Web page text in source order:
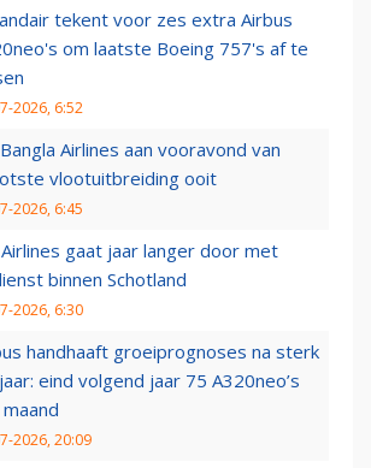
tekent voor zes extra Airbus
om laatste Boeing 757's af te
2026, 6:52
Airlines aan vooravond van
vlootuitbreiding ooit
2026, 6:45
Airlines gaat jaar langer door met
binnen Schotland
2026, 6:30
handhaaft groeiprognoses na sterk
eind volgend jaar 75 A320neo’s
2026, 20:09